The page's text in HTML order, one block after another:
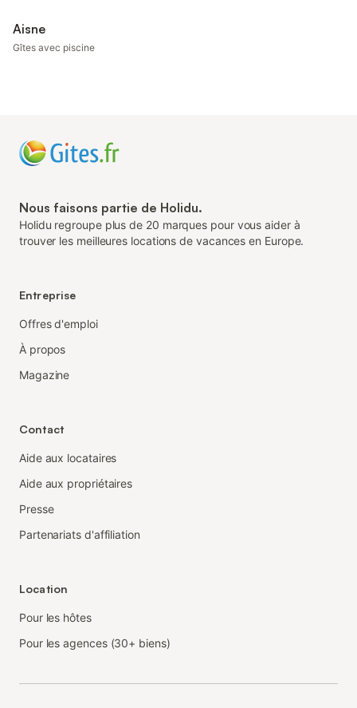
Aisne
Gîtes avec piscine
Nous faisons partie de Holidu.
Holidu regroupe plus de 20 marques pour vous aider à
trouver les meilleures locations de vacances en Europe.
Entreprise
Offres d'emploi
À propos
Magazine
Contact
Aide aux locataires
Aide aux propriétaires
Presse
Partenariats d'affiliation
Location
Pour les hôtes
Pour les agences (30+ biens)